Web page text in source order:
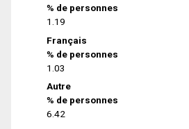
% de personnes
1.19
Français
% de personnes
1.03
Autre
% de personnes
6.42